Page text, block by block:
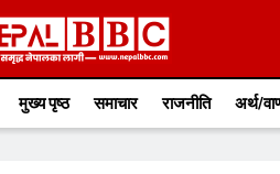
मुख्य पृष्ठ समाचार राजनीति अर्थ/